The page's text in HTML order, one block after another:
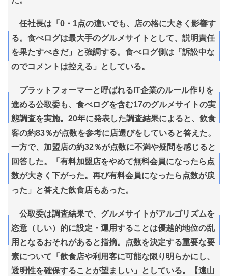
任社長は「0・1点の違いでも、店の格に大きく影響す
る。食べログは最大手のグルメサイトとして、説明責任
を果たすべきだ」と強調する。食べログ側は「訴訟中な
のでコメントは控える」としている。
プラットフォーマーと呼ばれるIT企業のルール作りを
進める公取委も、食べログを含む17のグルメサイトの実
態調査を実施。20年に発表した調査結果によると、飲食
客の約83％が点数を参考に店選びをしていると答えた。
一方で、加盟店の約32％が点数に不満や疑問を感じると
回答した。「有料加盟店をやめて無料会員になったら点
数が大きく下がった。再び有料会員になったら点数が戻
った」と答えた飲食店もあった。
公取委は調査結果で、グルメサイトがアルゴリズムを
恣意（しい）的に設定・運用することは優越的地位の乱
用となるおそれがあると指摘。点数を決定する重要な要
素について「飲食店や利用客に可能な限り明らかにし、
透明性を確保することが望ましい」としている。【遠山